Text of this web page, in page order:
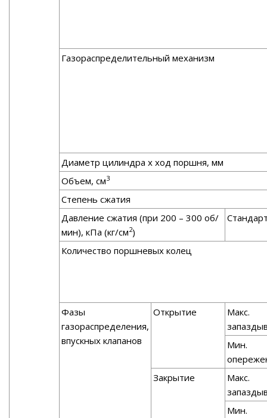
Газораспределительный механизм
Диаметр цилиндра х ход поршня, мм
Объем, см3
Степень сжатия
Давление сжатия (при 200 – 300 об/
мин), кПа (кг/см2)
Количество поршневых колец
Фазы
газораспределения,
впускных клапанов
Открытие
Макс.
Мин.
Закрытие
Макс.
Мин.